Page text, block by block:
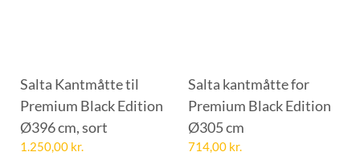
Salta Kantmåtte til
Premium Black Edition
Ø396 cm, sort
1.250,00 kr.
Salta kantmåtte for
Premium Black Edition
Ø305 cm
714,00 kr.